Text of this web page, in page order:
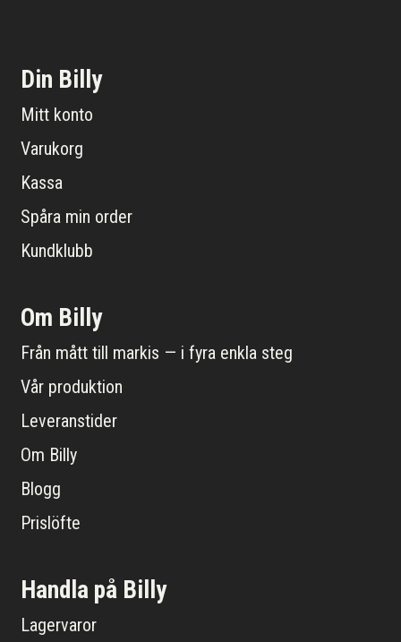
Din Billy
Mitt konto
Varukorg
Kassa
Spåra min order
Kundklubb
Om Billy
Från mått till markis — i fyra enkla steg
Vår produktion
Leveranstider
Om Billy
Blogg
Prislöfte
Handla på Billy
Lagervaror